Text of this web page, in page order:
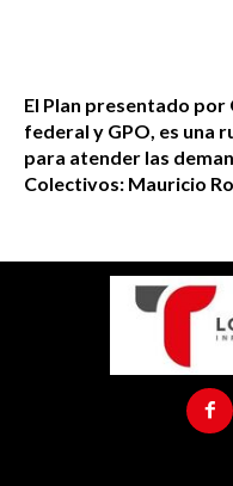
El Plan presentado por
federal y GPO, es una
para atender las
Colectivos: Mauricio